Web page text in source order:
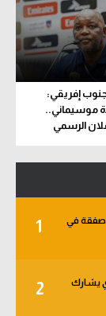
إفريقي:
موسيماني..
الرسمي
1
صفقة في
2
المصري يشارك